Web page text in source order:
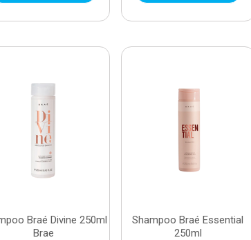
Braé Divine 250ml
Brae
Shampoo Braé Essential
250ml